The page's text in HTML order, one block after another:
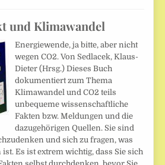
und Klimawandel
Energiewende, ja bitte, aber nicht
wegen CO2. Von Sedlacek, Klaus-
Dieter (Hrsg.) Dieses Buch
dokumentiert zum Thema
Klimawandel und CO2 teils
unbequeme wissenschaftliche
Fakten bzw. Meldungen und die
dazugehörigen Quellen. Sie sind
und sich zu fragen, was
Es ist extrem wichtig, dass Sie sich